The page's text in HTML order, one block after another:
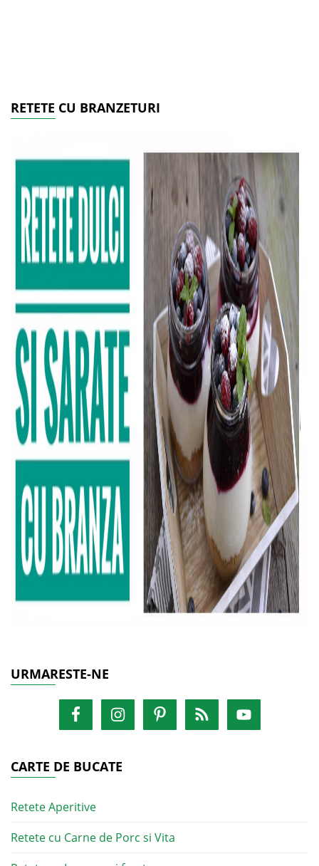
RETETE CU BRANZETURI
URMARESTE-NE
CARTE DE BUCATE
Retete Aperitive
Retete cu Carne de Porc si Vita